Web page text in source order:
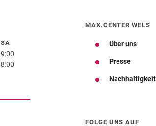
SASamstag
MAX.CENTER WELS
Über uns
Presse
Nachhaltigkeit
FOLGE UNS AUF